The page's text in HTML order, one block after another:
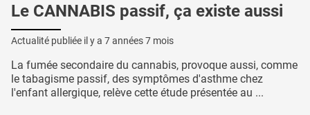
Le CANNABIS passif, ça existe aussi
Actualité publiée il y a 7 années 7 mois
La fumée secondaire du cannabis, provoque aussi, comme
le tabagisme passif, des symptômes d'asthme chez
l'enfant allergique, relève cette étude présentée au ...